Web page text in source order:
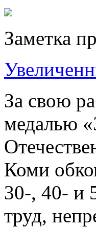
Заметка
За свою
медалью
Коми
30-, 40- и
труд,